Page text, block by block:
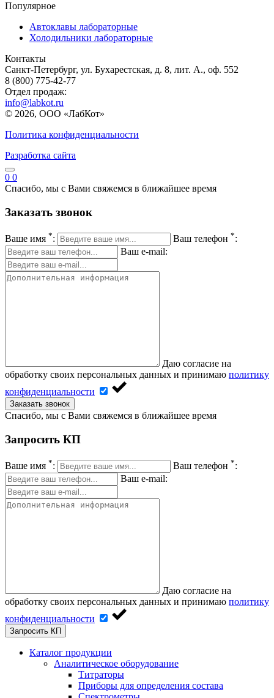
Популярное
Автоклавы лабораторные
Холодильники лабораторные
Контакты
Санкт-Петербург, ул. Бухарестская, д. 8, лит. А., оф. 552
8 (800) 775-42-77
Отдел продаж:
info@labkot.ru
© 2026, ООО «ЛабКот»
Политика конфиденциальности
Разработка сайта
0 0
Спасибо, мы с Вами свяжемся в ближайшее время
Заказать звонок
Ваше имя *: Ваш телефон *:
Ваш e-mail:
Даю согласие на
обработку своих персональных данных и принимаю политику
конфиденциальности
Заказать звонок
Спасибо, мы с Вами свяжемся в ближайшее время
Запросить КП
Ваше имя *: Ваш телефон *:
Ваш e-mail:
Даю согласие на
обработку своих персональных данных и принимаю политику
конфиденциальности
Запросить КП
Каталог продукции
Аналитическое оборудование
Титраторы
Приборы для определения состава